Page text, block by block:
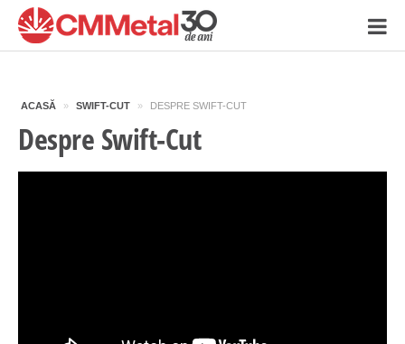
ACASĂ » SWIFT-CUT » DESPRE SWIFT-CUT
Despre Swift-Cut